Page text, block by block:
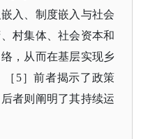
入、制度嵌入与社会
村集体、社会资本和
，从而在基层实现乡
［ 5］前者揭示了政策
者则阐明了其持续运